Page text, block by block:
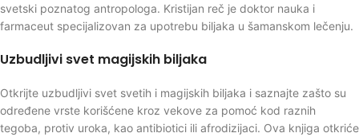
svetski poznatog antropologa. Kristijan reč je doktor nauka i
farmaceut specijalizovan za upotrebu biljaka u šamanskom lečenju.
Uzbudljivi svet magijskih biljaka
Otkrijte uzbudljivi svet svetih i magijskih biljaka i saznajte zašto su
određene vrste korišćene kroz vekove za pomoć kod raznih
tegoba, protiv uroka, kao antibiotici ili afrodizijaci. Ova knjiga otkriće